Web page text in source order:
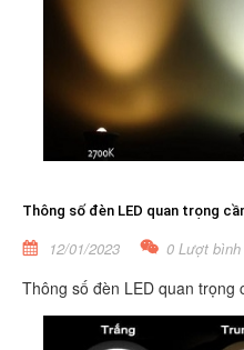
Thông số đèn LED quan trọng
12/01/2023 0 Lượt bình
Thông số đèn LED quan trọng